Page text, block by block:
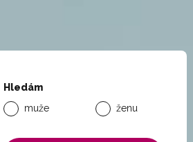
Hledám
muže
ženu